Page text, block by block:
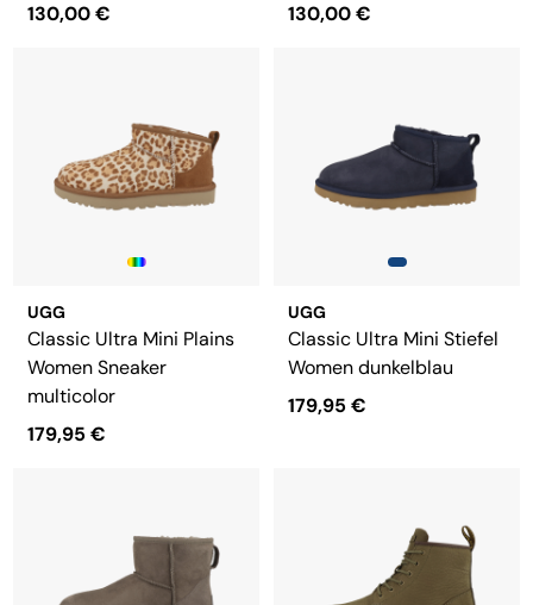
130,00 €
130,00 €
UGG
Classic Ultra Mini Plains
Women Sneaker
multicolor
179,95 €
UGG
Classic Ultra Mini Stiefel
Women dunkelblau
179,95 €